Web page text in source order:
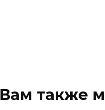
Вам также